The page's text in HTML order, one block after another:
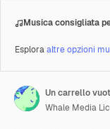
Musica consigliata
Esploraaltre opzioni
Un carrello
Whale Media